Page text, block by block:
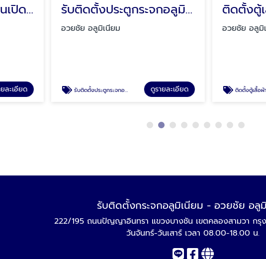
มุ้งลวดบานเลื่อน-บานเปิด-มุ้งจีบ มีนบุรี
ยด
รับติดตั้งประตูกระจกอลูมิเนียม รามอินทรา
อวยชัย อลูมิเนียม
รับติดตั้งประตูกระจกอลูมิเนียม รามอินทรา ดูรายละเอียด
อวยชัย อลูมิเนียม
ติดตั้งตู้เสื้อผ้า-ชั้นวางเก็บของ-บานซิงค์ คลองส
รับติดตั้งกระจกอลูมิเนียม - อวยชัย อลู
222/195 ถนนปัญญาอินทรา แขวงบางชัน เขตคลองสามวา กรุ
วันจันทร์-วันเสาร์ เวลา 08.00-18.00 น.